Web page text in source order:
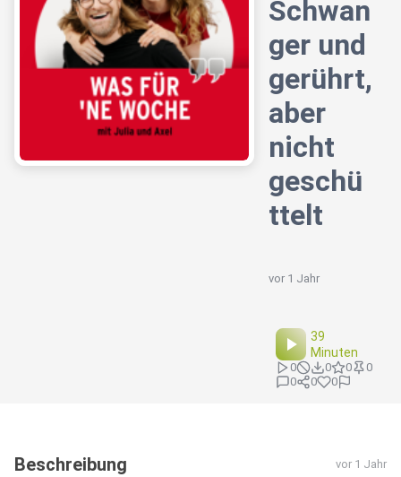
Schwan
ger und
gerührt,
aber
nicht
geschü
ttelt
vor 1 Jahr
39
Minuten
0 0 0
0
0
0 0
Beschreibung vor 1 Jahr